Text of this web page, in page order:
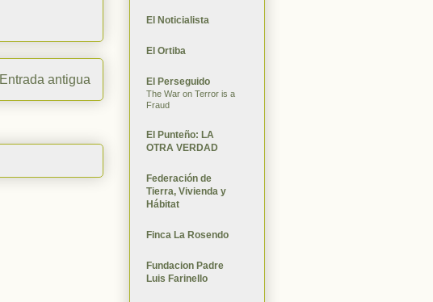
Entrada antigua
El Noticialista
El Ortiba
El Perseguido
The War on Terror is a
Fraud
El Punteño: LA
OTRA VERDAD
Federación de
Tierra, Vivienda y
Hábitat
Finca La Rosendo
Fundacion Padre
Luis Farinello